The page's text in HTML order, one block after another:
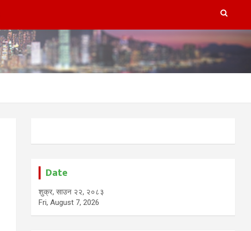
Date
शुक्र, साउन २२, २०८३
Fri, August 7, 2026